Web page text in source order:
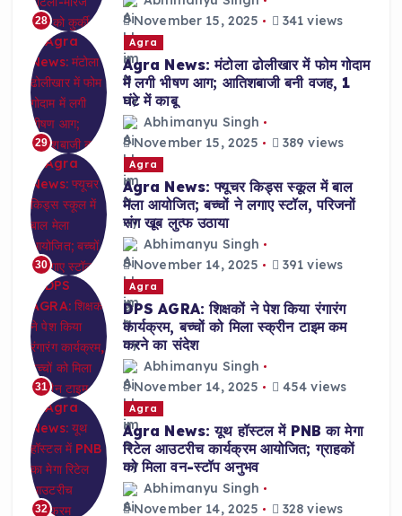
28
November 15, 2025
341 views
29
Agra
Agra News: मंटोला ढोलीखार में फोम गोदाम
में लगी भीषण आग; आतिशबाजी बनी वजह, 1
घंटे में काबू
Abhimanyu Singh
November 15, 2025
389 views
30
Agra
Agra News: फ्यूचर किड्स स्कूल में बाल
मेला आयोजित; बच्चों ने लगाए स्टॉल, परिजनों
संग खूब लुत्फ उठाया
Abhimanyu Singh
November 14, 2025
391 views
31
Agra
DPS AGRA: शिक्षकों ने पेश किया रंगारंग
कार्यक्रम, बच्चों को मिला स्क्रीन टाइम कम
करने का संदेश
Abhimanyu Singh
November 14, 2025
454 views
32
Agra
Agra News: यूथ हॉस्टल में PNB का मेगा
रिटेल आउटरीच कार्यक्रम आयोजित; ग्राहकों
को मिला वन-स्टॉप अनुभव
Abhimanyu Singh
November 14, 2025
328 views